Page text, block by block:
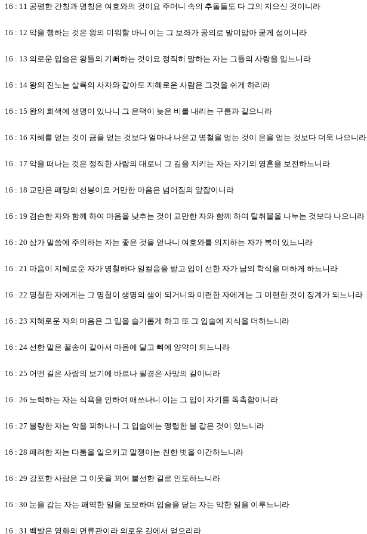
16 : 11 공평한 간칭과 명칭은 여호와의 것이요 주머니 속의 추돌들도 다 그의 지으신 것이니라
16 : 12 악을 행하는 것은 왕의 미워할 바니 이는 그 보좌가 공의로 말미암아 굳게 섬이니라
16 : 13 의로운 입술은 왕들의 기뻐하는 것이요 정직히 말하는 자는 그들의 사랑을 입느니라
16 : 14 왕의 진노는 살륙의 사자와 같아도 지혜로운 사람은 그것을 쉬게 하리라
16 : 15 왕의 희색에 생명이 있나니 그 은택이 늦은 비를 내리는 구름과 같으니라
16 : 16 지혜를 얻는 것이 금을 얻는 것보다 얼마나 나은고 명철을 얻는 것이 은을 얻는 것보다 더욱 나으니라
16 : 17 악을 떠나는 것은 정직한 사람의 대로니 그 길을 지키는 자는 자기의 영혼을 보전하느니라
16 : 18 교만은 패망의 선봉이요 거만한 마음은 넘어짐의 앞잡이니라
16 : 19 겸손한 자와 함께 하여 마음을 낮추는 것이 교만한 자와 함께 하여 탈취물을 나누는 것보다 나으니라
16 : 20 삼가 말씀에 주의하는 자는 좋은 것을 얻나니 여호와를 의지하는 자가 복이 있느니라
16 : 21 마음이 지혜로운 자가 명철하다 일컬음을 받고 입이 선한 자가 남의 학식을 더하게 하느니라
16 : 22 명철한 자에게는 그 명철이 생명의 샘이 되거니와 미련한 자에게는 그 미련한 것이 징계가 되느니라
16 : 23 지혜로운 자의 마음은 그 입을 슬기롭게 하고 또 그 입술에 지식을 더하느니라
16 : 24 선한 말은 꿀송이 같아서 마음에 달고 뼈에 양약이 되느니라
16 : 25 어떤 길은 사람의 보기에 바르나 필경은 사망의 길이니라
16 : 26 노력하는 자는 식욕을 인하여 애쓰나니 이는 그 입이 자기를 독촉함이니라
16 : 27 불량한 자는 악을 꾀하나니 그 입술에는 맹렬한 불 같은 것이 있느니라
16 : 28 패려한 자는 다툼을 일으키고 말쟁이는 친한 벗을 이간하느니라
16 : 29 강포한 사람은 그 이웃을 꾀어 불선한 길로 인도하느니라
16 : 30 눈을 감는 자는 패역한 일을 도모하며 입술을 닫는 자는 악한 일을 이루느니라
16 : 31 백발은 영화의 면류관이라 의로운 길에서 얻으리라